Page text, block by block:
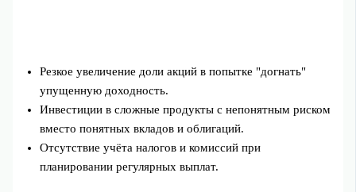
Резкое увеличение доли акций в попытке "догнать"
упущенную доходность.
Инвестиции в сложные продукты с непонятным риском
вместо понятных вкладов и облигаций.
Отсутствие учёта налогов и комиссий при
планировании регулярных выплат.